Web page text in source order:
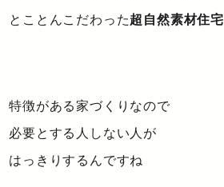
とことんこだわった超自然素材住宅
特徴がある家づくりなので
必要とする人しない人が
はっきりするんですね